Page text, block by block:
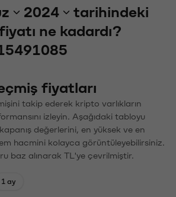
2024
tarihindeki
ne kadardı?
fiyatları
takip ederek kripto varlıkların
izleyin. Aşağıdaki tabloyu
değerlerini, en yüksek ve en
hacmini kolayca görüntüleyebilirsiniz.
baz alınarak TL'ye çevrilmiştir.
1 ay